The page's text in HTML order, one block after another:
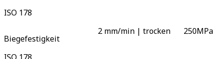
ISO 178
Biegefestigkeit
ISO 178
2 mm/min | trocken 250MPa